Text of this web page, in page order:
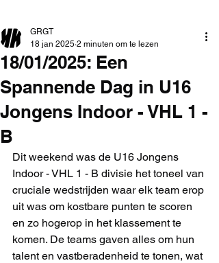
18/01/2025: Een
Spannende Dag in U16
Jongens Indoor - VHL 1 -
B
GRGT
18 jan 2025 2 minuten om te lezen
Dit weekend was de U16 Jongens
Indoor - VHL 1 - B divisie het toneel van
cruciale wedstrijden waar elk team erop
uit was om kostbare punten te scoren
en zo hogerop in het klassement te
komen. De teams gaven alles om hun
talent en vastberadenheid te tonen, wat